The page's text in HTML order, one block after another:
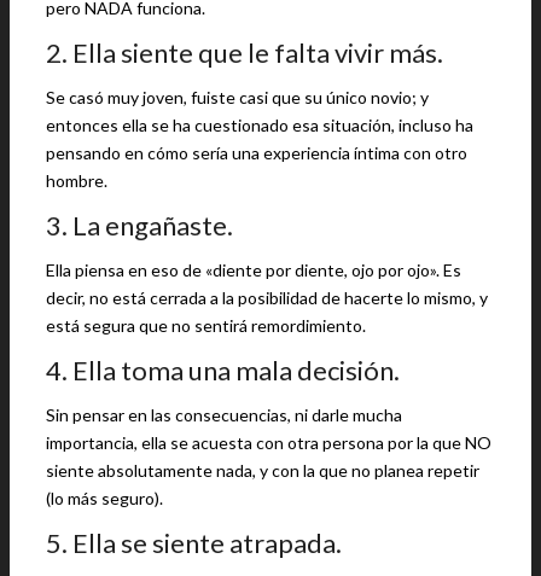
pero NADA funciona.
2. Ella siente que le falta vivir más.
Se casó muy joven, fuiste casi que su único novio; y
entonces ella se ha cuestionado esa situación, incluso ha
pensando en cómo sería una experiencia íntima con otro
hombre.
3. La engañaste.
Ella piensa en eso de «diente por diente, ojo por ojo». Es
decir, no está cerrada a la posibilidad de hacerte lo mismo, y
está segura que no sentirá remordimiento.
4. Ella toma una mala decisión.
Sin pensar en las consecuencias, ni darle mucha
importancia, ella se acuesta con otra persona por la que NO
siente absolutamente nada, y con la que no planea repetir
(lo más seguro).
5. Ella se siente atrapada.